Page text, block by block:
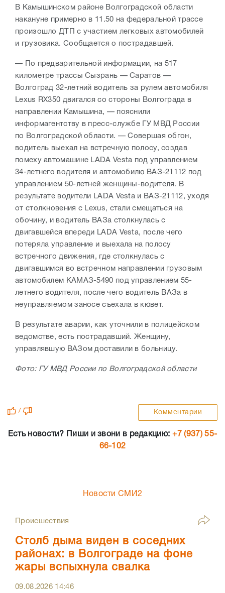
В Камышинском районе Волгоградской области
накануне примерно в 11.50 на федеральной трассе
произошло ДТП с участием легковых автомобилей
и грузовика. Сообщается о пострадавшей.
— По предварительной информации, на 517
километре трассы Сызрань — Саратов —
Волгоград 32-летний водитель за рулем автомобиля
Lexus RX350 двигался со стороны Волгограда в
направлении Камышина, — пояснили
информагентству в пресс-службе ГУ МВД России
по Волгоградской области. — Совершая обгон,
водитель выехал на встречную полосу, создав
помеху автомашине LADA Vesta под управлением
34-летнего водителя и автомобилю ВАЗ-21112 под
управлением 50-летней женщины-водителя. В
результате водители LADA Vesta и ВАЗ-21112, уходя
от столкновения с Lexus, стали смещаться на
обочину, и водитель ВАЗа столкнулась с
двигавшейся впереди LADA Vesta, после чего
потеряла управление и выехала на полосу
встречного движения, где столкнулась с
двигавшимся во встречном направлении грузовым
автомобилем КАМАЗ-5490 под управлением 55-
летнего водителя, после чего водитель ВАЗа в
неуправляемом заносе съехала в кювет.
В результате аварии, как уточнили в полицейском
ведомстве, есть пострадавший. Женщину,
управлявшую ВАЗом доставили в больницу.
Фото: ГУ МВД России по Волгоградской области
/ Комментарии
Есть новости? Пиши и звони в редакцию: +7 (937) 55-
66-102
Новости СМИ2
Происшествия
Столб дыма виден в соседних
районах: в Волгограде на фоне
жары вспыхнула свалка
09.08.2026 14:46